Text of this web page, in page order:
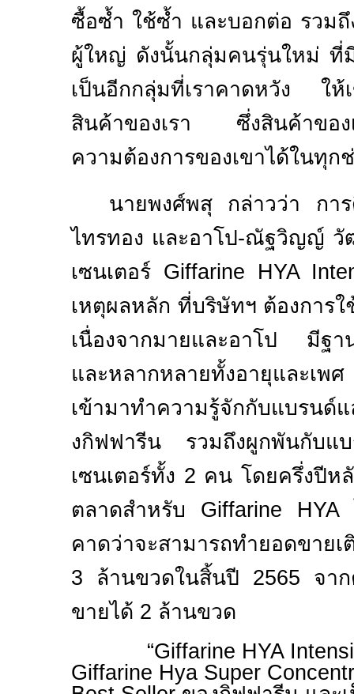
ซื้อซ้ำ ใช้ซ้ำ และบอกต่อ รวมถึ
ผู้ใหญ่ ดังนั้นกลุ่มคนรุ่นใหม่ ที่
เป็นอีกกลุ่มที่เราคาดหวัง ให้
สินค้าของเรา ซึ่งสินค้าของ
ความต้องการของเขาได้ในทุก
นายพงศ์พสุ กล่าวว่า กา
ไทรทอง และอาโป-ณัฐวิญญ์
เซนเตอร์ Giffarine HYA
เหตุผลหลัก ที่บริษัทฯ ต้องการ
เนื่องจากมายและอาโป มีฐ
และหลากหลายทั้งอายุและเพ
เข้ามาทำความรู้จักกับแบรนด์
งกิฟฟารีน รวมถึงผูกพันกับแ
เซนเตอร์ทั้ง 2 คน โดยครึ่งปีห
ตลาดสำหรับ Giffarine HYA
คาดว่าจะสามารถทำยอดขาย
3 ล้านขวดในสิ้นปี 2565 จา
ขายได้ 2 ล้านขวด
“Giffarine HYA
Giffarine Hya Super